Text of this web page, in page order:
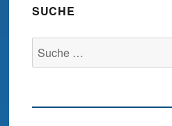
SUCHE
Suche
nach: